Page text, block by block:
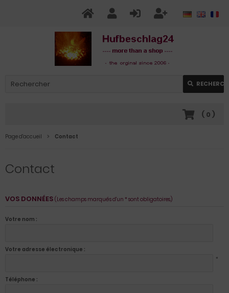
( 0 )
Page d'accueil Contact
Contact
VOS DONNÉES (Les champs marqués d'un * sont obligatoires.)
Votre nom :
Votre adresse électronique :
*
Téléphone :